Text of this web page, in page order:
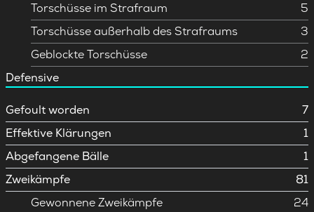
Torschüsse im Strafraum
5
Torschüsse außerhalb des Strafraums
3
Geblockte Torschüsse
2
Defensive
Gefoult worden
7
Effektive Klärungen
1
Abgefangene Bälle
1
Zweikämpfe
81
Gewonnene Zweikämpfe
24